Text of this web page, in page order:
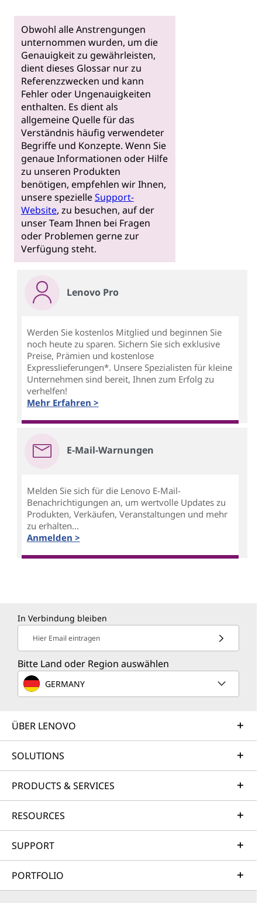
Obwohl alle Anstrengungen
unternommen wurden, um die
Genauigkeit zu gewährleisten,
dient dieses Glossar nur zu
Referenzzwecken und kann
Fehler oder Ungenauigkeiten
enthalten. Es dient als
allgemeine Quelle für das
Verständnis häufig verwendeter
Begriffe und Konzepte. Wenn Sie
genaue Informationen oder Hilfe
zu unseren Produkten
benötigen, empfehlen wir Ihnen,
unsere spezielleSupport-
Website, zu besuchen, auf der
unser Team Ihnen bei Fragen
oder Problemen gerne zur
Verfügung steht.
Lenovo Pro
Werden Sie kostenlos Mitglied und beginnen Sie
noch heute zu sparen. Sichern Sie sich exklusive
Preise, Prämien und kostenlose
Expresslieferungen*. Unsere Spezialisten für kleine
Unternehmen sind bereit, Ihnen zum Erfolg zu
verhelfen!
Mehr Erfahren >
E-Mail-Warnungen
Melden Sie sich für die Lenovo E-Mail-
Benachrichtigungen an, um wertvolle Updates zu
Produkten, Verkäufen, Veranstaltungen und mehr
zu erhalten...
Anmelden >
In Verbindung bleiben
Hier Email eintragen
Bitte Land oder Region auswählen
GERMANY
ÜBER LENOVO
SOLUTIONS
PRODUCTS & SERVICES
RESOURCES
SUPPORT
PORTFOLIO